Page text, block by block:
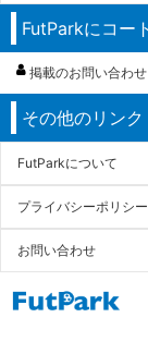
FutParkにコー
掲載のお問い合わせ
その他のリンク
FutParkについて
プライバシーポリシー
お問い合わせ